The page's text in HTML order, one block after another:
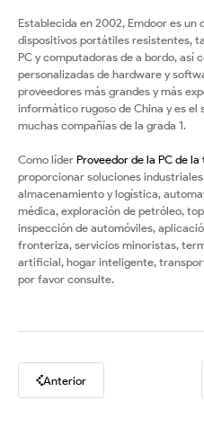
Establecida en 2002, Emdoor es
dispositivos portátiles resistentes,
PC y computadoras de a bordo, así
personalizadas de hardware y
proveedores más grandes y más
informático rugoso de China y es el
muchas compañías de la grada 1.
Como líder Proveedor de la PC de
proporcionar soluciones
almacenamiento y logística,
médica, exploración de petróleo,
inspección de automóviles,
fronteriza, servicios minoristas,
artificial, hogar inteligente,
por favor consulte.
Anterior